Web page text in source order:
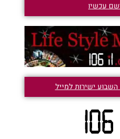
עכשיו
השבוע ישירות למייל